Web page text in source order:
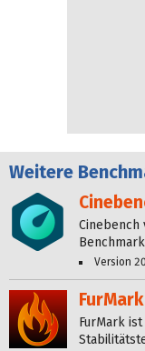
Weitere
Cinebench
Version
FurMark
FurMark